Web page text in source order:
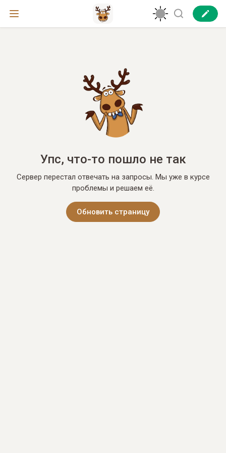
Упс, что-то пошло не так
Сервер перестал отвечать на запросы. Мы уже в курсе
проблемы и решаем её.
Обновить страницу